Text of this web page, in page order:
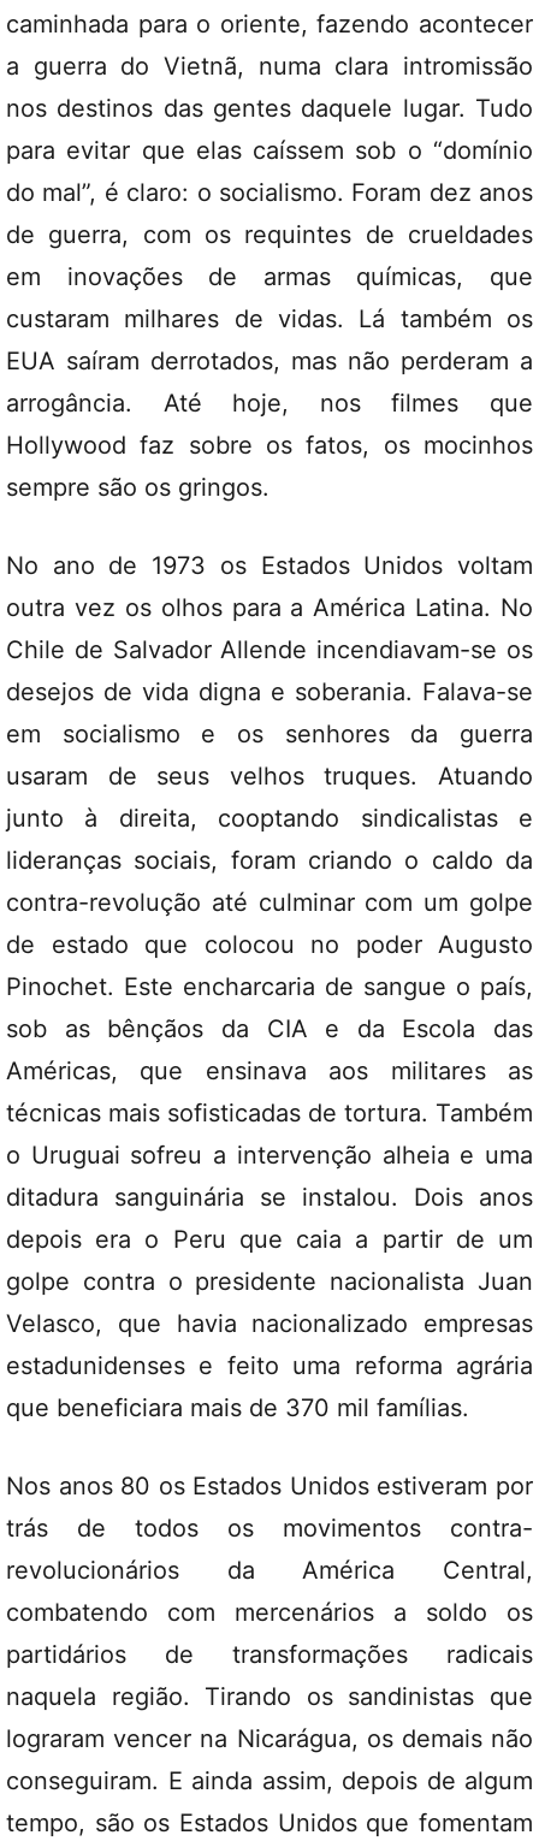
caminhada para o oriente, fazendo acontecer
a guerra do Vietnã, numa clara intromissão
nos destinos das gentes daquele lugar. Tudo
para evitar que elas caíssem sob o “domínio
do mal”, é claro: o socialismo. Foram dez anos
de guerra, com os requintes de crueldades
em inovações de armas químicas, que
custaram milhares de vidas. Lá também os
EUA saíram derrotados, mas não perderam a
arrogância. Até hoje, nos filmes que
Hollywood faz sobre os fatos, os mocinhos
sempre são os gringos.
No ano de 1973 os Estados Unidos voltam
outra vez os olhos para a América Latina. No
Chile de Salvador Allende incendiavam-se os
desejos de vida digna e soberania. Falava-se
em socialismo e os senhores da guerra
usaram de seus velhos truques. Atuando
junto à direita, cooptando sindicalistas e
lideranças sociais, foram criando o caldo da
contra-revolução até culminar com um golpe
de estado que colocou no poder Augusto
Pinochet. Este encharcaria de sangue o país,
sob as bênçãos da CIA e da Escola das
Américas, que ensinava aos militares as
técnicas mais sofisticadas de tortura. Também
o Uruguai sofreu a intervenção alheia e uma
ditadura sanguinária se instalou. Dois anos
depois era o Peru que caia a partir de um
golpe contra o presidente nacionalista Juan
Velasco, que havia nacionalizado empresas
estadunidenses e feito uma reforma agrária
que beneficiara mais de 370 mil famílias.
Nos anos 80 os Estados Unidos estiveram por
trás de todos os movimentos contra-
revolucionários da América Central,
combatendo com mercenários a soldo os
partidários de transformações radicais
naquela região. Tirando os sandinistas que
lograram vencer na Nicarágua, os demais não
conseguiram. E ainda assim, depois de algum
tempo, são os Estados Unidos que fomentam